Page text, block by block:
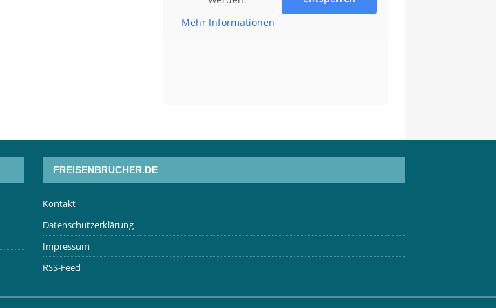
Mehr Informationen
FREISENBRUCHER.DE
Kontakt
Datenschutzerklärung
Impressum
RSS-Feed